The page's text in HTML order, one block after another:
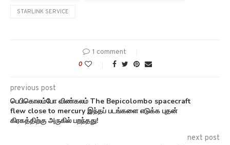
STARLINK SERVICE
1 comment
0
previous post
பெபிகொலம்போ விண்கலம் The Bepicolombo spacecraft
flew close to mercury இந்தப் படங்களை எடுக்க புதன்
கிரகத்திற்கு அருகில் பறந்தது!
next post